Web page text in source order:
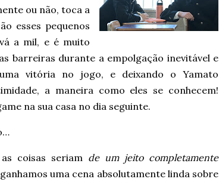
ou não, toca a
esses pequenos
a mil, e é muito
barreiras durante a empolgação inevitável e
vitória no jogo, e deixando o Yamato
a maneira como eles se conhecem!
na sua casa no dia seguinte.
coisas seriam de um jeito completamente
uma cena absolutamente linda sobre